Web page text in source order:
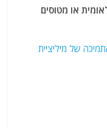
או מטוסים